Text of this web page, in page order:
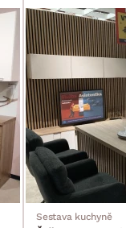
Sestava kuchyně